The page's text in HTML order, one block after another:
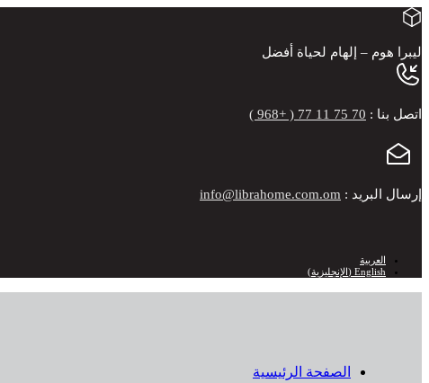
ليبرا هوم – إلهام لحياة أفضل
اتصل بنا : 70 75 11 77 ( +968 )
إرسال البريد : info@librahome.com.om
العربية
English
(الإنجليزية)
الصفحة الرئيسية